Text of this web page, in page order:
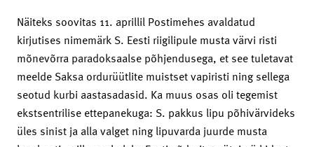
Näiteks soovitas 11. aprillil Postimehes avaldatud
kirjutises nimemärk S. Eesti riigilipule musta värvi risti
mõnevõrra paradoksaalse põhjendusega, et see tuletavat
meelde Saksa ordurüütlite muistset vapiristi ning sellega
seotud kurbi aastasadasid. Ka muus osas oli tegemist
ekstsentrilise ettepanekuga: S. pakkus lipu põhivärvideks
üles sinist ja alla valget ning lipuvarda juurde musta